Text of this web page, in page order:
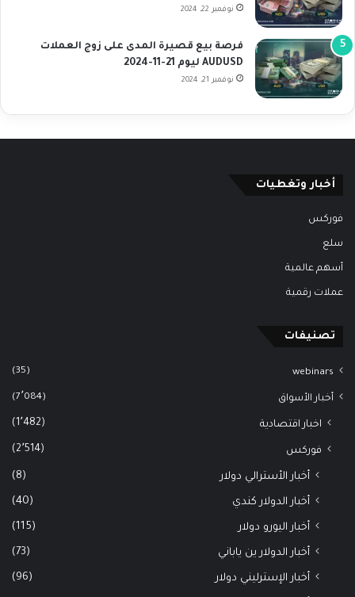
نوفمبر 22, 2024
فرصة بيع قصيرة المدى على زوج العملات
AUDUSD ليوم 21-11-2024
نوفمبر 21, 2024
أخبار وتغطيات
فوركس
سلع
أسهم عالمية
عملات رقمية
تصنيفات
webinars
(35)
أخبار الأسواق (7٬084)
اخبار اقتصادية (1٬482)
فوركس (2٬514)
أخبار الأسترالي دولار (8)
أخبار الدولار كندي (40)
أخبار اليورو دولار (115)
أخبار الدولار ين ياباني (73)
أخبار الإسترليني دولار (96)